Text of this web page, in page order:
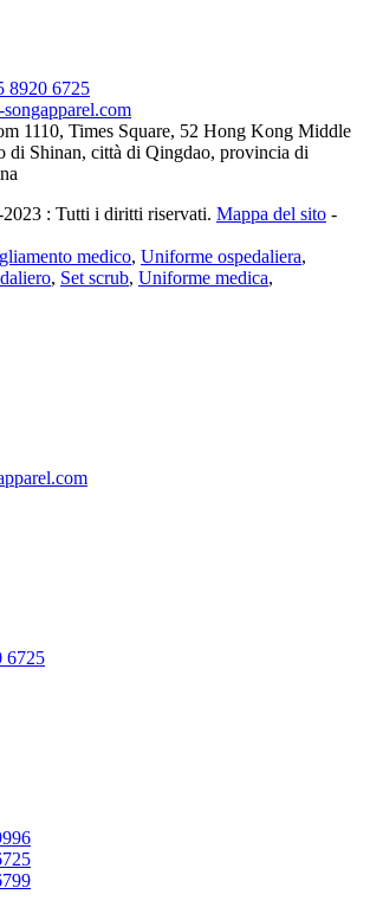
8920 6725
1110, Times Square, 52 Hong Kong Middle
di Shinan, città di Qingdao, provincia di
: Tutti i diritti riservati. Mappa del sito -
medico, Uniforme ospedaliera,
, Set scrub, Uniforme medica,
6725